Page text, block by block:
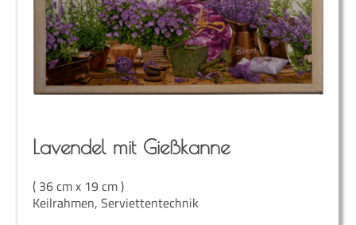
Laven­del mit Gießkanne
( 36 cm x 19 cm )
Keilrahmen, Serviettentechnik